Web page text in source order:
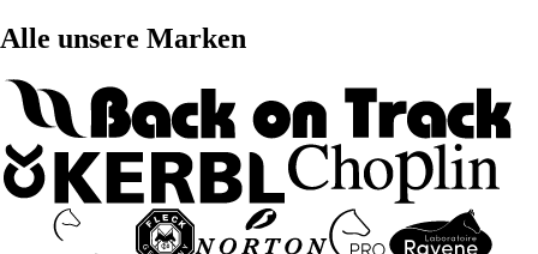
Alle unsere Marken